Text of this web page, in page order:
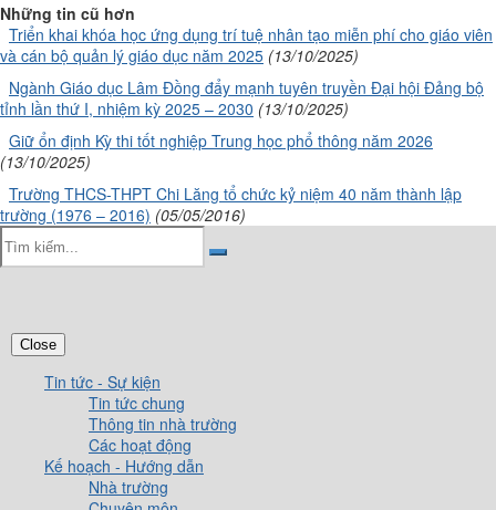
Những tin cũ hơn
Triển khai khóa học ứng dụng trí tuệ nhân tạo miễn phí cho giáo viên
và cán bộ quản lý giáo dục năm 2025 (13/10/2025)
Ngành Giáo dục Lâm Đồng đẩy mạnh tuyên truyền Đại hội Đảng bộ
tỉnh lần thứ I, nhiệm kỳ 2025 – 2030 (13/10/2025)
Giữ ổn định Kỳ thi tốt nghiệp Trung học phổ thông năm 2026
(13/10/2025)
Trường THCS-THPT Chi Lăng tổ chức kỷ niệm 40 năm thành lập
trường (1976 – 2016) (05/05/2016)
Close
Tin tức - Sự kiện
Tin tức chung
Thông tin nhà trường
Các hoạt động
Kế hoạch - Hướng dẫn
Nhà trường